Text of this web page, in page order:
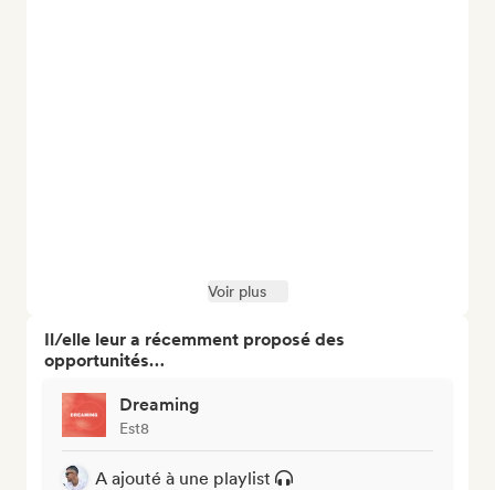
Voir plus
Il/elle leur a récemment proposé des
opportunités…
Dreaming
Est8
A ajouté à une playlist